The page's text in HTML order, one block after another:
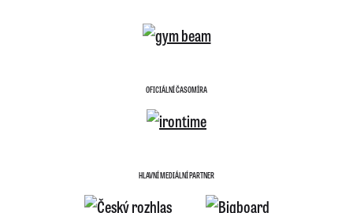
OFICIÁLNÍ ČASOMÍRA
HLAVNÍ MEDIÁLNÍ PARTNER